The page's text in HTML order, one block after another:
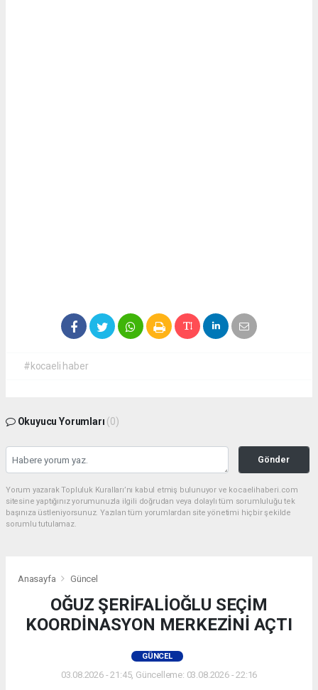
#kocaeli haber
Okuyucu Yorumları (0)
Gönder
Yorum yazarak Topluluk Kuralları’nı kabul etmiş bulunuyor ve kocaelihaberi.com
sitesine yaptığınız yorumunuzla ilgili doğrudan veya dolaylı tüm sorumluluğu tek
başınıza üstleniyorsunuz. Yazılan tüm yorumlardan site yönetimi hiçbir şekilde
sorumlu tutulamaz.
Anasayfa Güncel
OĞUZ ŞERİFALİOĞLU SEÇİM
KOORDİNASYON MERKEZİNİ AÇTI
GÜNCEL
03.08.2026 - 21:45, Güncelleme: 03.08.2026 - 22:16